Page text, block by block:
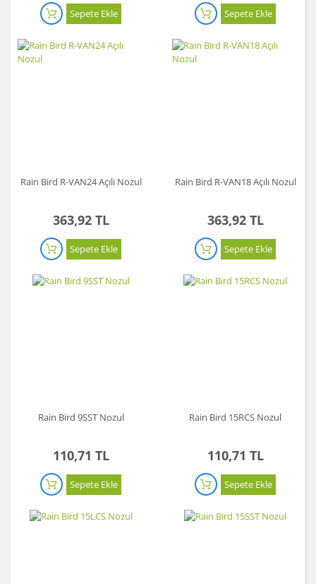
Sepete Ekle Sepete Ekle
Rain Bird R-VAN24 Açılı Nozul
363,92 TL
Sepete Ekle
Rain Bird R-VAN18 Açılı Nozul
363,92 TL
Sepete Ekle
Rain Bird 9SST Nozul
110,71 TL
Sepete Ekle
Rain Bird 15RCS Nozul
110,71 TL
Sepete Ekle